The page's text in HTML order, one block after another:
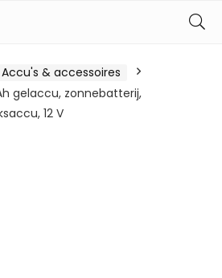
Accu's & accessoires
gelaccu, zonnebatterij,
12 V